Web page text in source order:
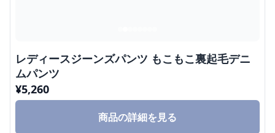
レディースジーンズパンツ もこもこ裏起毛デニ
ムパンツ
¥5,260
商品の詳細を見る